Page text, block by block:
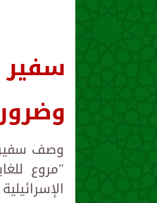
وصف سفير
"مروع